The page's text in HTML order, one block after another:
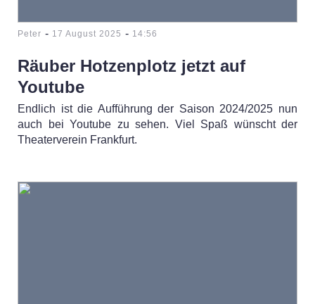
Peter - 17 August 2025 - 14:56
Räuber Hotzenplotz jetzt auf
Youtube
Endlich ist die Aufführung der Saison 2024/2025 nun
auch bei Youtube zu sehen. Viel Spaß wünscht der
Theaterverein Frankfurt.